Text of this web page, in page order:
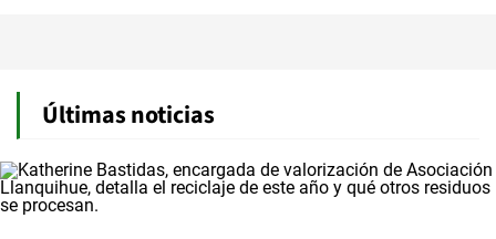
Últimas noticias